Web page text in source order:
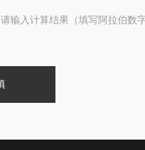
请输入计算结果（填写阿拉伯数